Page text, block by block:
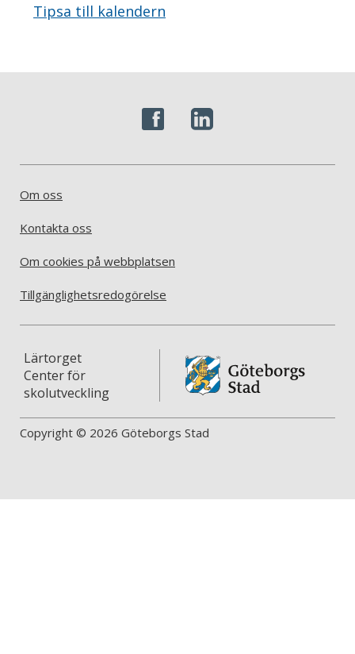
Tipsa till kalendern
Om oss
Kontakta oss
Om cookies på webbplatsen
Tillgänglighetsredogörelse
Lärtorget
Center för
skolutveckling
Copyright © 2026 Göteborgs Stad